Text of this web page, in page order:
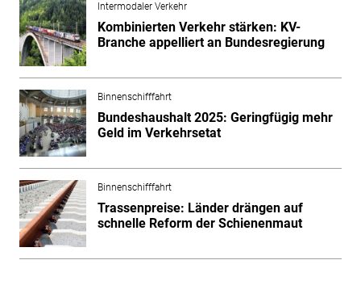
Intermodaler Verkehr
Kombinierten Verkehr stärken: KV-
Branche appelliert an Bundesregierung
Binnenschifffahrt
Bundeshaushalt 2025: Geringfügig mehr
Geld im Verkehrsetat
Binnenschifffahrt
Trassenpreise: Länder drängen auf
schnelle Reform der Schienenmaut